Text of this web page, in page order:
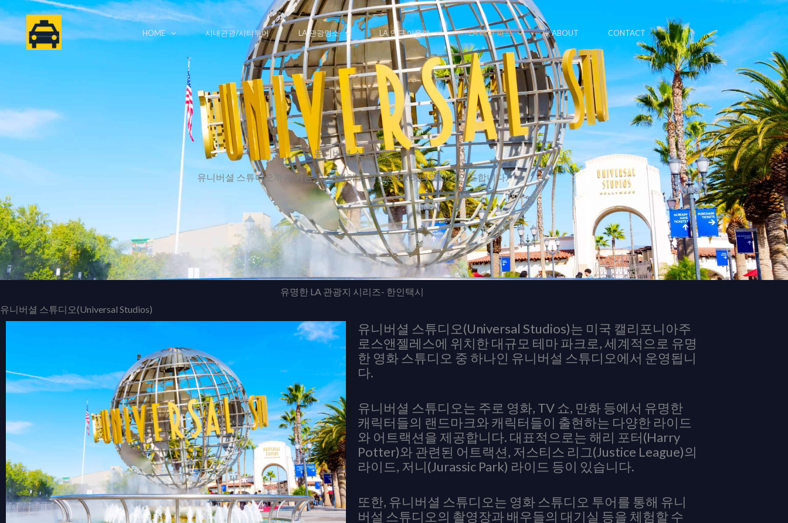
콘
텐
기
HOME 시내관광/시티투어 LA 관광명소 LA 인근 아울렛 LA 테마 파크 ABOUT CONTACT
유니버셜 스튜디오
유니버셜 스튜디오까지 가는 길, 편안하고 친절한 LA 하나택시가 인도합니다.
유명한 LA 관광지 시리즈- 한인택시
유니버셜 스튜디오(Universal Studios)
유니버셜 스튜디오(Universal Studios)는 미국 캘리포니아주
로스앤젤레스에 위치한 대규모 테마 파크로, 세계적으로 유명
한 영화 스튜디오 중 하나인 유니버설 스튜디오에서 운영됩니
다.
유니버셜 스튜디오는 주로 영화, TV 쇼, 만화 등에서 유명한
캐릭터들의 랜드마크와 캐릭터들이 출현하는 다양한 라이드
와 어트랙션을 제공합니다. 대표적으로는 해리 포터(Harry
Potter)와 관련된 어트랙션, 저스티스 리그(Justice League)의
라이드, 저니(Jurassic Park) 라이드 등이 있습니다.
또한, 유니버셜 스튜디오는 영화 스튜디오 투어를 통해 유니
버설 스튜디오의 촬영장과 배우들의 대기실 등을 체험할 수